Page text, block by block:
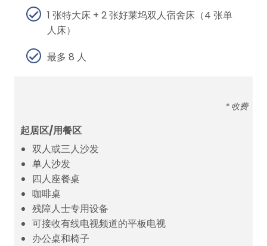
1 张特大床 + 2 张好莱坞双人宿舍床（4 张单
人床）
最多 8 人
* 收费
起居区/用餐区
双人或三人沙发
单人沙发
四人座餐桌
咖啡桌
残障人士专用设备
可接收有线电视频道的平板电视
办公桌和椅子